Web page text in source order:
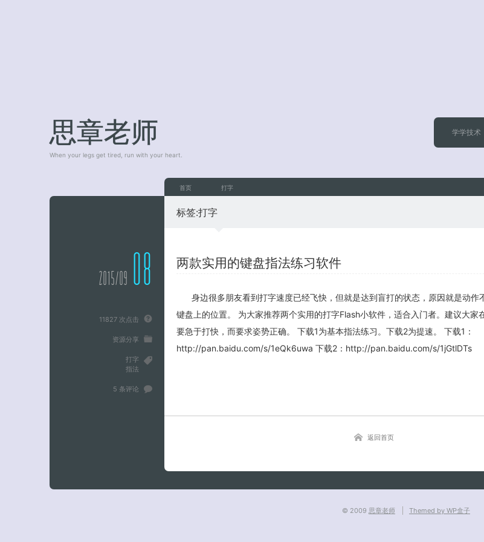
思章老师
When your legs get tired, run with your heart.
学学技术
首页 打字
标签:打字
两款实用的键盘指法练习软件
身边很多朋友看到打字速度已经飞快，但就是达到盲打的状态，原因就是动作
键盘上的位置。 为大家推荐两个实用的打字Flash小软件，适合入门者。建议大家
要急于打快，而要求姿势正确。 下载1为基本指法练习。下载2为提速。 下载1：
http://pan.baidu.com/s/1eQk6uwa 下载2：http://pan.baidu.com/s/1jGtlDTs
2015/09 08
11827 次点击
资源分享
打字
指法
5 条评论
返回首页
© 2009 思章老师 Themed by WP盒子
关闭弹窗